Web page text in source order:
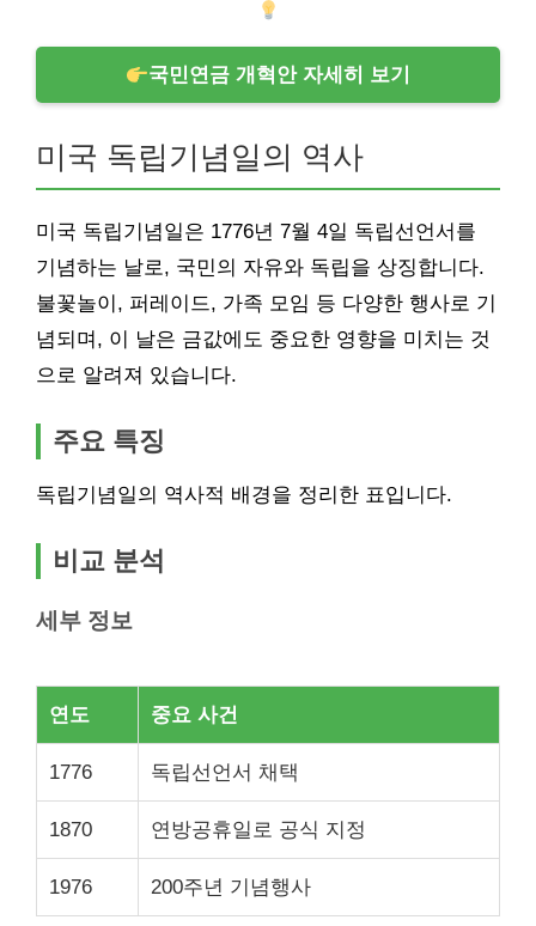
국민연금 개혁안 자세히 보기
미국 독립기념일의 역사
미국 독립기념일은 1776년 7월 4일 독립선언서를
기념하는 날로, 국민의 자유와 독립을 상징합니다.
불꽃놀이, 퍼레이드, 가족 모임 등 다양한 행사로 기
념되며, 이 날은 금값에도 중요한 영향을 미치는 것
으로 알려져 있습니다.
주요 특징
독립기념일의 역사적 배경을 정리한 표입니다.
비교 분석
세부 정보
연도 중요 사건
1776 독립선언서 채택
1870 연방공휴일로 공식 지정
1976 200주년 기념행사